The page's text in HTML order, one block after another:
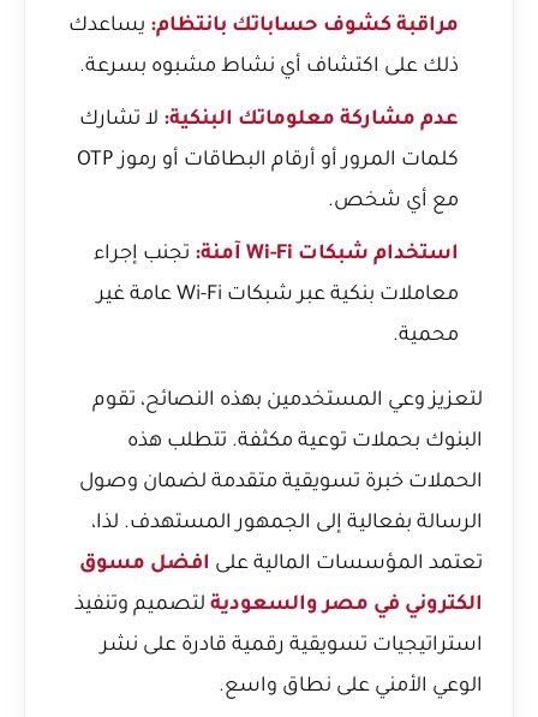
مراقبة كشوف حساباتك بانتظام: يساعدك
ذلك على اكتشاف أي نشاط مشبوه بسرعة.
عدم مشاركة معلوماتك البنكية: لا تشارك
كلمات المرور أو أرقام البطاقات أو رموز OTP
مع أي شخص.
استخدام شبكات Wi-Fi آمنة:
تجنب إجراء
معاملات بنكية عبر شبكات Wi-Fi عامة غير
محمية.
لتعزيز وعي المستخدمين بهذه النصائح، تقوم
البنوك بحملات توعية مكثفة. تتطلب هذه
الحملات خبرة تسويقية متقدمة لضمان وصول
الرسالة بفعالية إلى الجمهور المستهدف. لذا،
تعتمد المؤسسات المالية على افضل مسوق
الكتروني في مصر والسعودية لتصميم وتنفيذ
استراتيجيات تسويقية رقمية قادرة على نشر
الوعي الأمني على نطاق واسع.